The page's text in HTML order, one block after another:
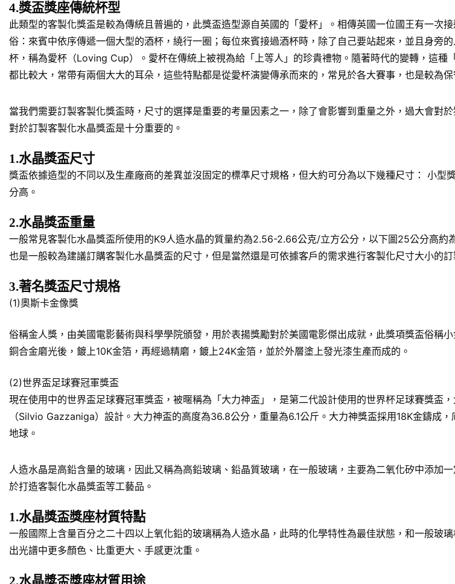
4.獎盃獎座傳統杯型
此類型的客製化獎盃是較為傳統且普遍的，此獎盃造型源自英國的「愛杯」。相傳英國一位國王有一次
俗：來賓中依序傳遞一個大型的酒杯，繞行一圈；每位來賓接過酒杯時，除了自己要站起來，並且身旁
杯，稱為愛杯（Loving Cup）。愛杯在傳統上被視為給「上等人」的珍貴禮物。隨著時代的變轉，這
都比較大，常帶有兩個大大的耳朵，這些特點都是從愛杯演變傳承而來的，常見於各大賽事，也是較為保
當我們需要訂製客製化獎盃時，尺寸的選擇是重要的考量因素之一，除了會影響到重量之外，過大會對
對於訂製客製化水晶獎盃是十分重要的。
1.水晶獎盃尺寸
獎盃依據造型的不同以及生產廠商的差異並沒固定的標準尺寸規格，但大約可分為以下幾種尺寸： 小
分高。
2.水晶獎盃重量
一般常見客製化水晶獎盃所使用的K9人造水晶的質量約為2.56-2.66公克/立方公分，以下圖25公分高約
也是一般較為建議訂購客製化水晶獎盃的尺寸，但是當然還是可依據客戶的需求進行客製化尺寸大小的訂
3.著名獎盃尺寸規格
(1)奧斯卡金像獎
俗稱金人獎，由美國電影藝術與科學學院頒發，用於表揚獎勵對於美國電影傑出成就，此獎項獎盃俗
銅合金磨光後，鍍上10K金箔，再經過精磨，鍍上24K金箔，並於外層塗上發光漆生產而成的。
(2)世界盃足球賽冠軍獎盃
現在使用中的世界盃足球賽冠軍獎盃，被暱稱為「大力神盃」，是第二代設計使用的世界杯足球賽獎盃
（Silvio Gazzaniga）設計。大力神盃的高度為36.8公分，重量為6.1公斤。大力神獎盃採用18K金鑄成
地球。
人造水晶是高鉛含量的玻璃，因此又稱為高鉛玻璃、鉛晶質玻璃，在一般玻璃，主要為二氧化矽中添加
於打造客製化水晶獎盃等工藝品。
1.水晶獎盃獎座材質特點
一般國際上含量百分之二十四以上氧化鉛的玻璃稱為人造水晶，此時的化學特性為最佳狀態，和一般玻
出光譜中更多顏色、比重更大、手感更沈重。
2.水晶獎盃獎座材質用途